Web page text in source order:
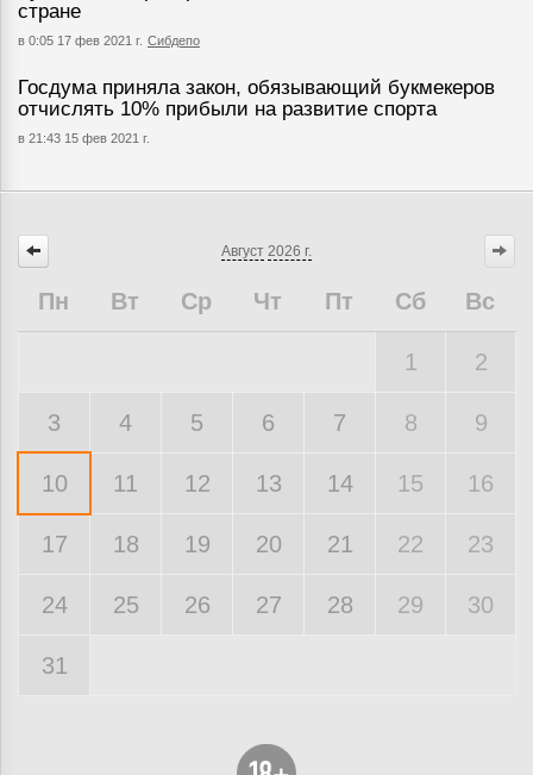
стране
в 0:05 17 фев 2021 г. Сибдепо
Госдума приняла закон, обязывающий букмекеров
отчислять 10% прибыли на развитие спорта
в 21:43 15 фев 2021 г.
Август 2026 г.
Пн Вт Ср Чт Пт Сб Вс
1 2
3 4 5 6 7 8 9
10 11 12 13 14 15 16
17 18 19 20 21 22 23
24 25 26 27 28 29 30
31